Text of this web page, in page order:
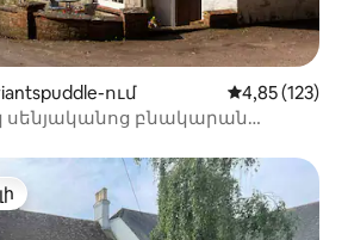
ում Միջին
4,85 (123)
բնակարան
տները